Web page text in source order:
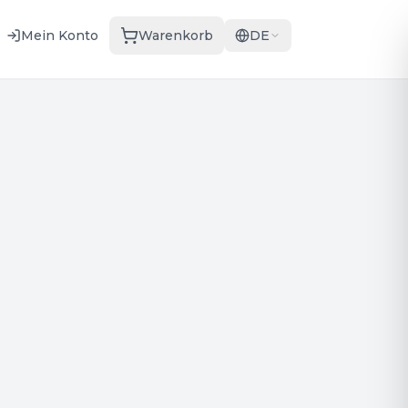
Mein Konto Warenkorb DE